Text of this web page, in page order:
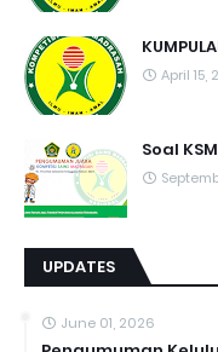
April 15,
Soal
UPDATES
June 01, 2026